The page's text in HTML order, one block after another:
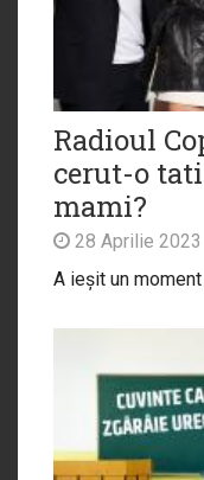
Radioul
cerut-o
mami?
28 Aprilie 2023
A ieșit un